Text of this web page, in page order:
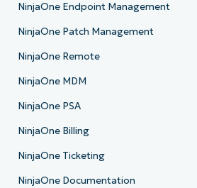
NinjaOne Endpoint Management
NinjaOne Patch Management
NinjaOne Remote
NinjaOne MDM
NinjaOne PSA
NinjaOne Billing
NinjaOne Ticketing
NinjaOne Documentation